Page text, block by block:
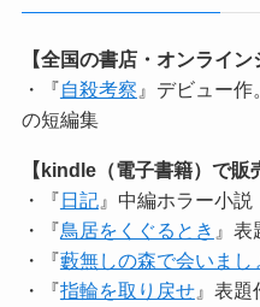
【全国の書店・オンライン
・『自殺考察 』デビュー
の短編集
【kindle（電子書籍）で販
・『日記 』中編ホラー小説
・『鳥居をくぐるとき 』
・『藪無しの森で会いまし
・『指輪を取り戻せ』表題